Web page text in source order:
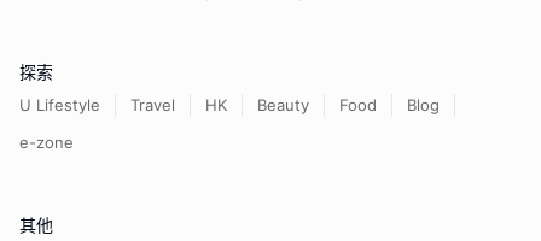
探索
U Lifestyle Travel HK Beauty Food
Blog
e-zone
其他